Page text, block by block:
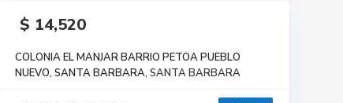
$ 14,520
COLONIA EL MANJAR BARRIO PETOA PUEBLO
NUEVO, SANTA BARBARA, SANTA BARBARA